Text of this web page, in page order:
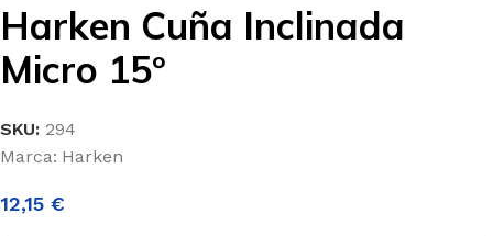
Harken Cuña Inclinada
Micro 15º
SKU: 294
Marca: Harken
12,15 €